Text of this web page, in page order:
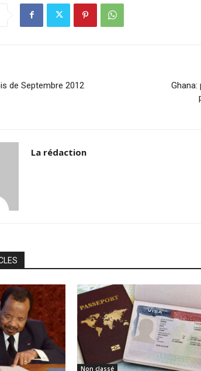
Li
n
er
de Septembre 2012
La rédaction
Non classé